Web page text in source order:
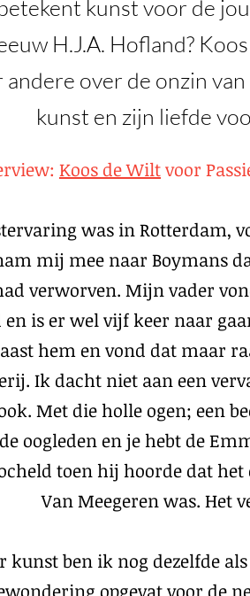
kunst voor de
H.J.A. Hofland?
over de onzin van
kunst en zijn liefde
Koos de Wiltvoor
was in Rotterdam,
mij mee naar Boymans
verworven. Mijn vader
is er wel vijf keer naar
hem en vond dat maar
Ik dacht niet aan een
Met die holle ogen; een
oogleden en je hebt de
toen hij hoorde dat het
Van Meegeren was. Het
ben ik nog dezelfde als
opgevat voor de